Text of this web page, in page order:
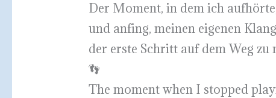
Der Moment, in dem ich
und anfing, meinen eigenen
der erste Schritt auf dem Weg zu
👣
The moment when I stopped